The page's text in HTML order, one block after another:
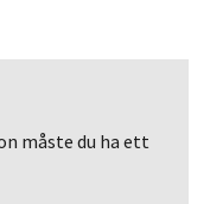
måste du ha ett